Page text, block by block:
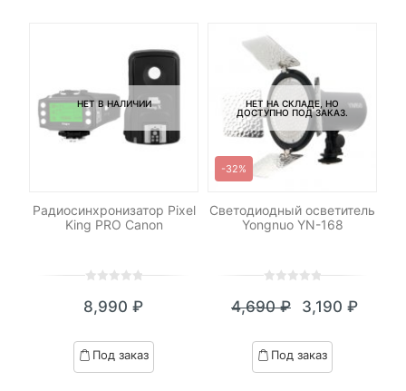
НЕТ В НАЛИЧИИ
Радиосинхронизатор Pixel
King PRO Canon
out
based
on
8,990 ₽
Под заказ
НЕТ НА СКЛАДЕ, НО
ДОСТУПНО ПОД ЗАКАЗ.
-32%
Светодиодный осветитель
Yongnuo YN-168
out
based
on
4,690₽
цена
составляла
3,190 ₽
Текущая
цена:
3,190 ₽.
Под заказ